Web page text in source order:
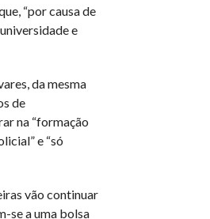
“por causa de
e
da mesma
de
na “formação
e “só
vão continuar
se a uma bolsa